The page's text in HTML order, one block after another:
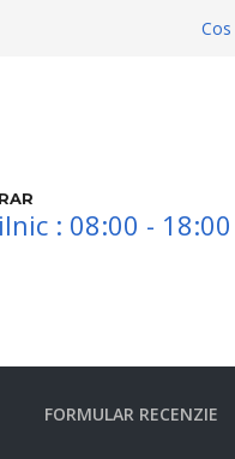
Cos
: 08:00 - 18:00
FORMULAR RECENZIE